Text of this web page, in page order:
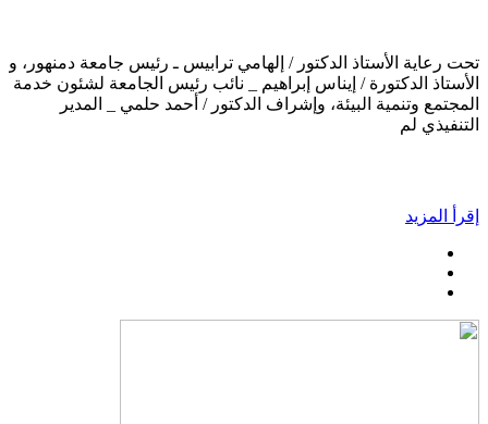
تحت رعاية الأستاذ الدكتور / إلهامي ترابيس ـ رئيس جامعة دمنهور، و
الأستاذ الدكتورة / إيناس إبراهيم _ نائب رئيس الجامعة لشئون خدمة
المجتمع وتنمية البيئة، وإشراف الدكتور / أحمد حلمي _ المدير
التنفيذي لم
إقرأ المزيد